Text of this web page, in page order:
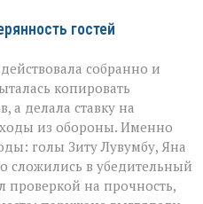
гостей
собранно и
копировать
а делала ставку на
из обороны. Именно
голы Зиту Лувумбу, Яна
в убедительный
проверкой на прочность,